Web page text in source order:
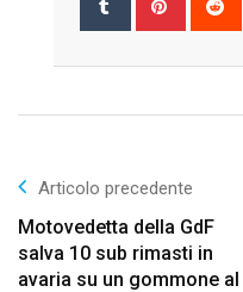
Articolo precedente
Motovedetta della GdF
salva 10 sub rimasti in
avaria su un gommone al